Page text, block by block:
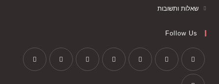
שאלות ותשובות
Follow Us